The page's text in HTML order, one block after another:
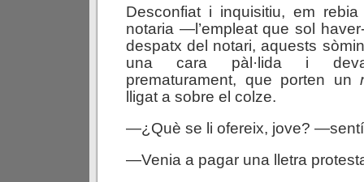
Desconfiat i inquisitiu, em
notaria —l’empleat que sol
despatx del notari, aquests
una cara pàl·lida i
prematurament, que porten un
lligat a sobre el colze.
—¿Què se li ofereix, jove?
—Venia a pagar una lletra